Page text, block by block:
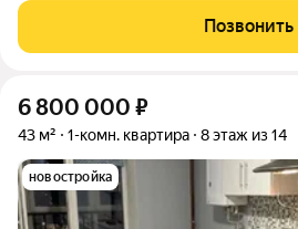
уютную и светлую квартиру в
постройки. Квартира расположена на
Позвонить
6 800 000 ₽
43 м² 1-комн. квартира 8 этаж из 14
новостройка